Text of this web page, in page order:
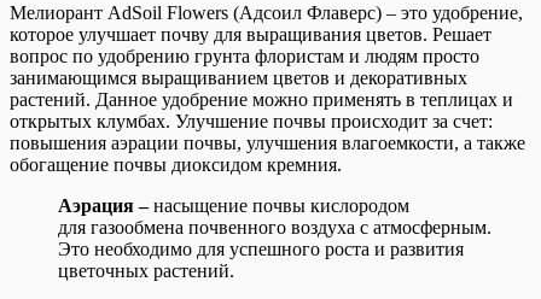
Мелиорант AdSoil Flowers (Адсоил Флаверс) – это удобрение,
которое улучшает почву для выращивания цветов. Решает
вопрос по удобрению грунта флористам и людям просто
занимающимся выращиванием цветов и декоративных
растений. Данное удобрение можно применять в теплицах и
открытых клумбах. Улучшение почвы происходит за счет:
повышения аэрации почвы, улучшения влагоемкости, а также
обогащение почвы диоксидом кремния.
Аэрация –насыщение почвы кислородом
для газообмена почвенного воздуха с атмосферным.
Это необходимо для успешного роста и развития
цветочных растений.